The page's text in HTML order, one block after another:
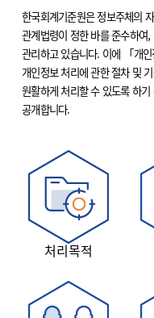
한국회계기준원은 정보주체의
관계법령이 정한 바를 준수하여,
관리하고 있습니다. 이에 「개
개인정보 처리에 관한 절차 및
원활하게 처리할 수 있도록 하기
공개합니다.
처리목적